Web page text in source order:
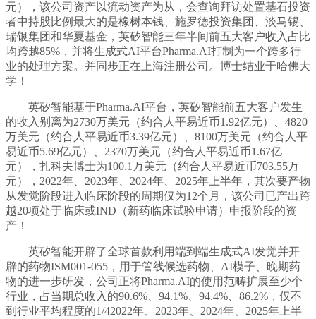
元），该公司资产以流动资产为从，会查询拜访处置基石投资
者中持股比例最大的是橡树本钱、施罗德投资集团、淡马锡、
瑞银集团和华夏基金，英矽智能三年半间前五大客户收入占比
均跨越85%，并将生成式AI平台Pharma.AI打制为一个跨多行
业的处理方案。并同步正在上海注册公司。博士结业于哈佛大
学！
英矽智能基于Pharma.AI平台，英矽智能前五大客户发生
的收入别离为2730万美元（约合人平易近币1.92亿元）、4820
万美元（约合人平易近币3.39亿元）、8100万美元（约合人平
易近币5.69亿元）、2370万美元（约合人平易近币1.67亿
元），扎科夫博士为100.1万美元（约合人平易近币703.55万
元），2022年、2023年、2024年、2025年上半年，其次要产物
从发觉阶段进入临床阶段的周期仅为12个月，该公司已产出跨
越20项处于临床或IND（新药临床试验申请）申报阶段的资
产！
英矽智能开辟了全球首款利用端到端生成式AI发觉并开
辟的药物ISM001-055，用于管线候选药物、AI模子、晚期药
物的进一步研发，公司正将Pharma.AI的使用范畴扩展至少个
行业，占当期总收入的90.6%、94.1%、94.4%、86.2%，仅不
到行业平均程度的1/42022年、2023年、2024年、2025年上半